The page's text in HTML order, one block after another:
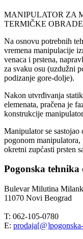
MANIPULATOR ZA
TERMIČKE
Na osnovu potrebnih
vremena manipulacije
venaca i prstena,
za svaku osu (uzdužni
podizanje gore-dolje).
Nakon utvrđivanja
elemenata, pračena je
konstrukcije
Manipulator se
pogonom
okretni zupćasti prsten
Pogonska tehnika
Bulevar Milutina
11070 Novi Beograd
T: 062-105-0780
E: